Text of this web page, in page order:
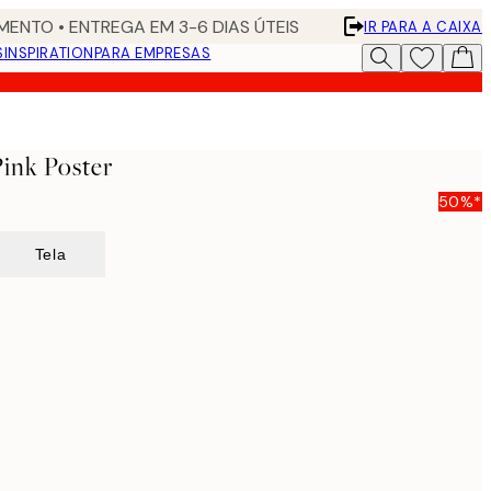
• ENTREGA EM 3-6 DIAS ÚTEIS
IR PARA A CAIXA
INSPIRATIONPARA EMPRESAS
Poster
50%*
Tela